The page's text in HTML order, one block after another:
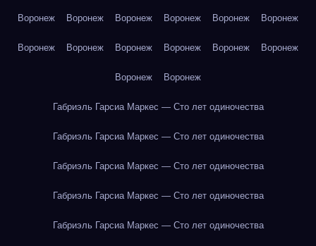
Воронеж Воронеж Воронеж Воронеж Воронеж Воронеж
Воронеж Воронеж Воронеж Воронеж Воронеж Воронеж
Воронеж Воронеж
Габриэль Гарсиа Маркес — Сто лет одиночества
Габриэль Гарсиа Маркес — Сто лет одиночества
Габриэль Гарсиа Маркес — Сто лет одиночества
Габриэль Гарсиа Маркес — Сто лет одиночества
Габриэль Гарсиа Маркес — Сто лет одиночества